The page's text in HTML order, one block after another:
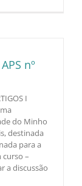
nº
I
do Minho
destinada
para a
–
a discussão